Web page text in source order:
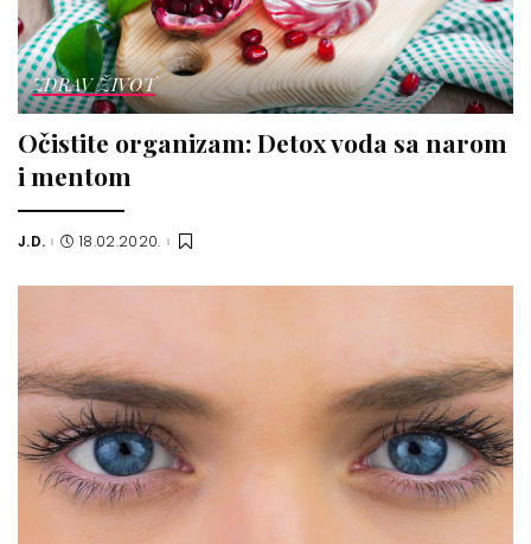
ZDRAV ŽIVOT
Očistite organizam: Detox voda sa narom
i mentom
Posted
J.D. 18.02.2020.